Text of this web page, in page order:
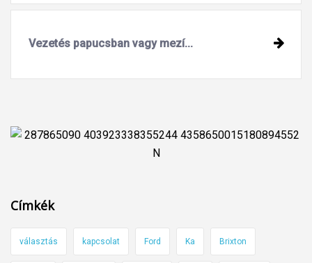
Vezetés papucsban vagy mezí...
Címkék
választás kapcsolat Ford Ka Brixton